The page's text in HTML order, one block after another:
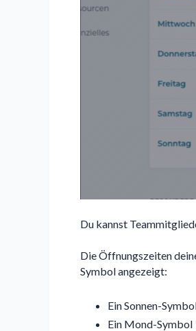
Du kannst
Die Öffnungszeiten
Symbol angezeigt:
Ein Sonnen-
Ein Mond-Symbol